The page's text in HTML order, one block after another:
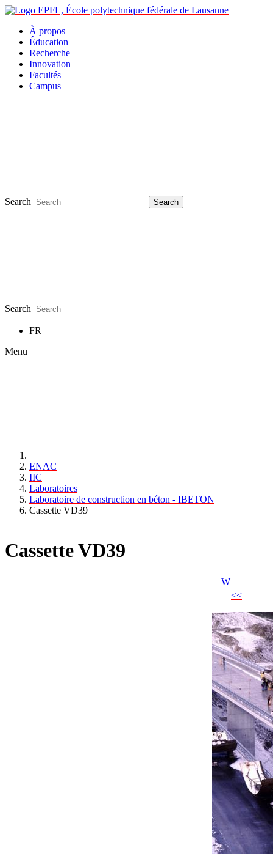
À propos
Éducation
Recherche
Innovation
Facultés
Campus
Search Search
Search
FR
Menu
ENAC
IIC
Laboratoires
Laboratoire de construction en béton - IBETON
Cassette VD39
Cassette VD39
W
<<